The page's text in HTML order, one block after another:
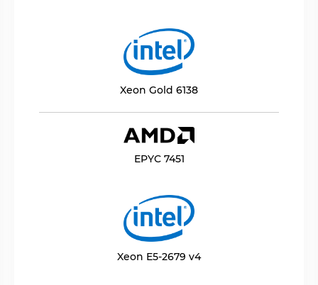
Xeon Gold 6138
EPYC 7451
Xeon E5-2679 v4